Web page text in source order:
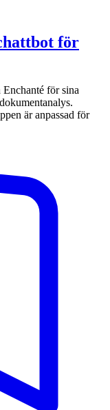
för
för sina
är anpassad för